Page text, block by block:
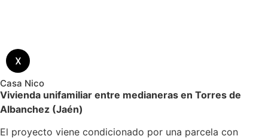
X
Casa Nico​
Vivienda unifamiliar entre medianeras en Torres de
Albanchez (Jaén)
El proyecto viene condicionado por una parcela con